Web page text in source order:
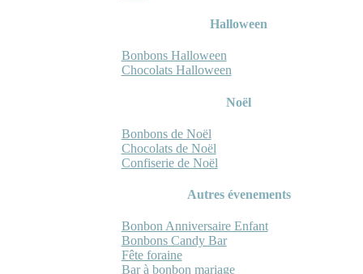
Halloween
Bonbons Halloween
Chocolats Halloween
Noël
Bonbons de Noël
Chocolats de Noël
Confiserie de Noël
Autres évenements
Bonbon Anniversaire Enfant
Bonbons Candy Bar
Fête foraine
Bar à bonbon mariage